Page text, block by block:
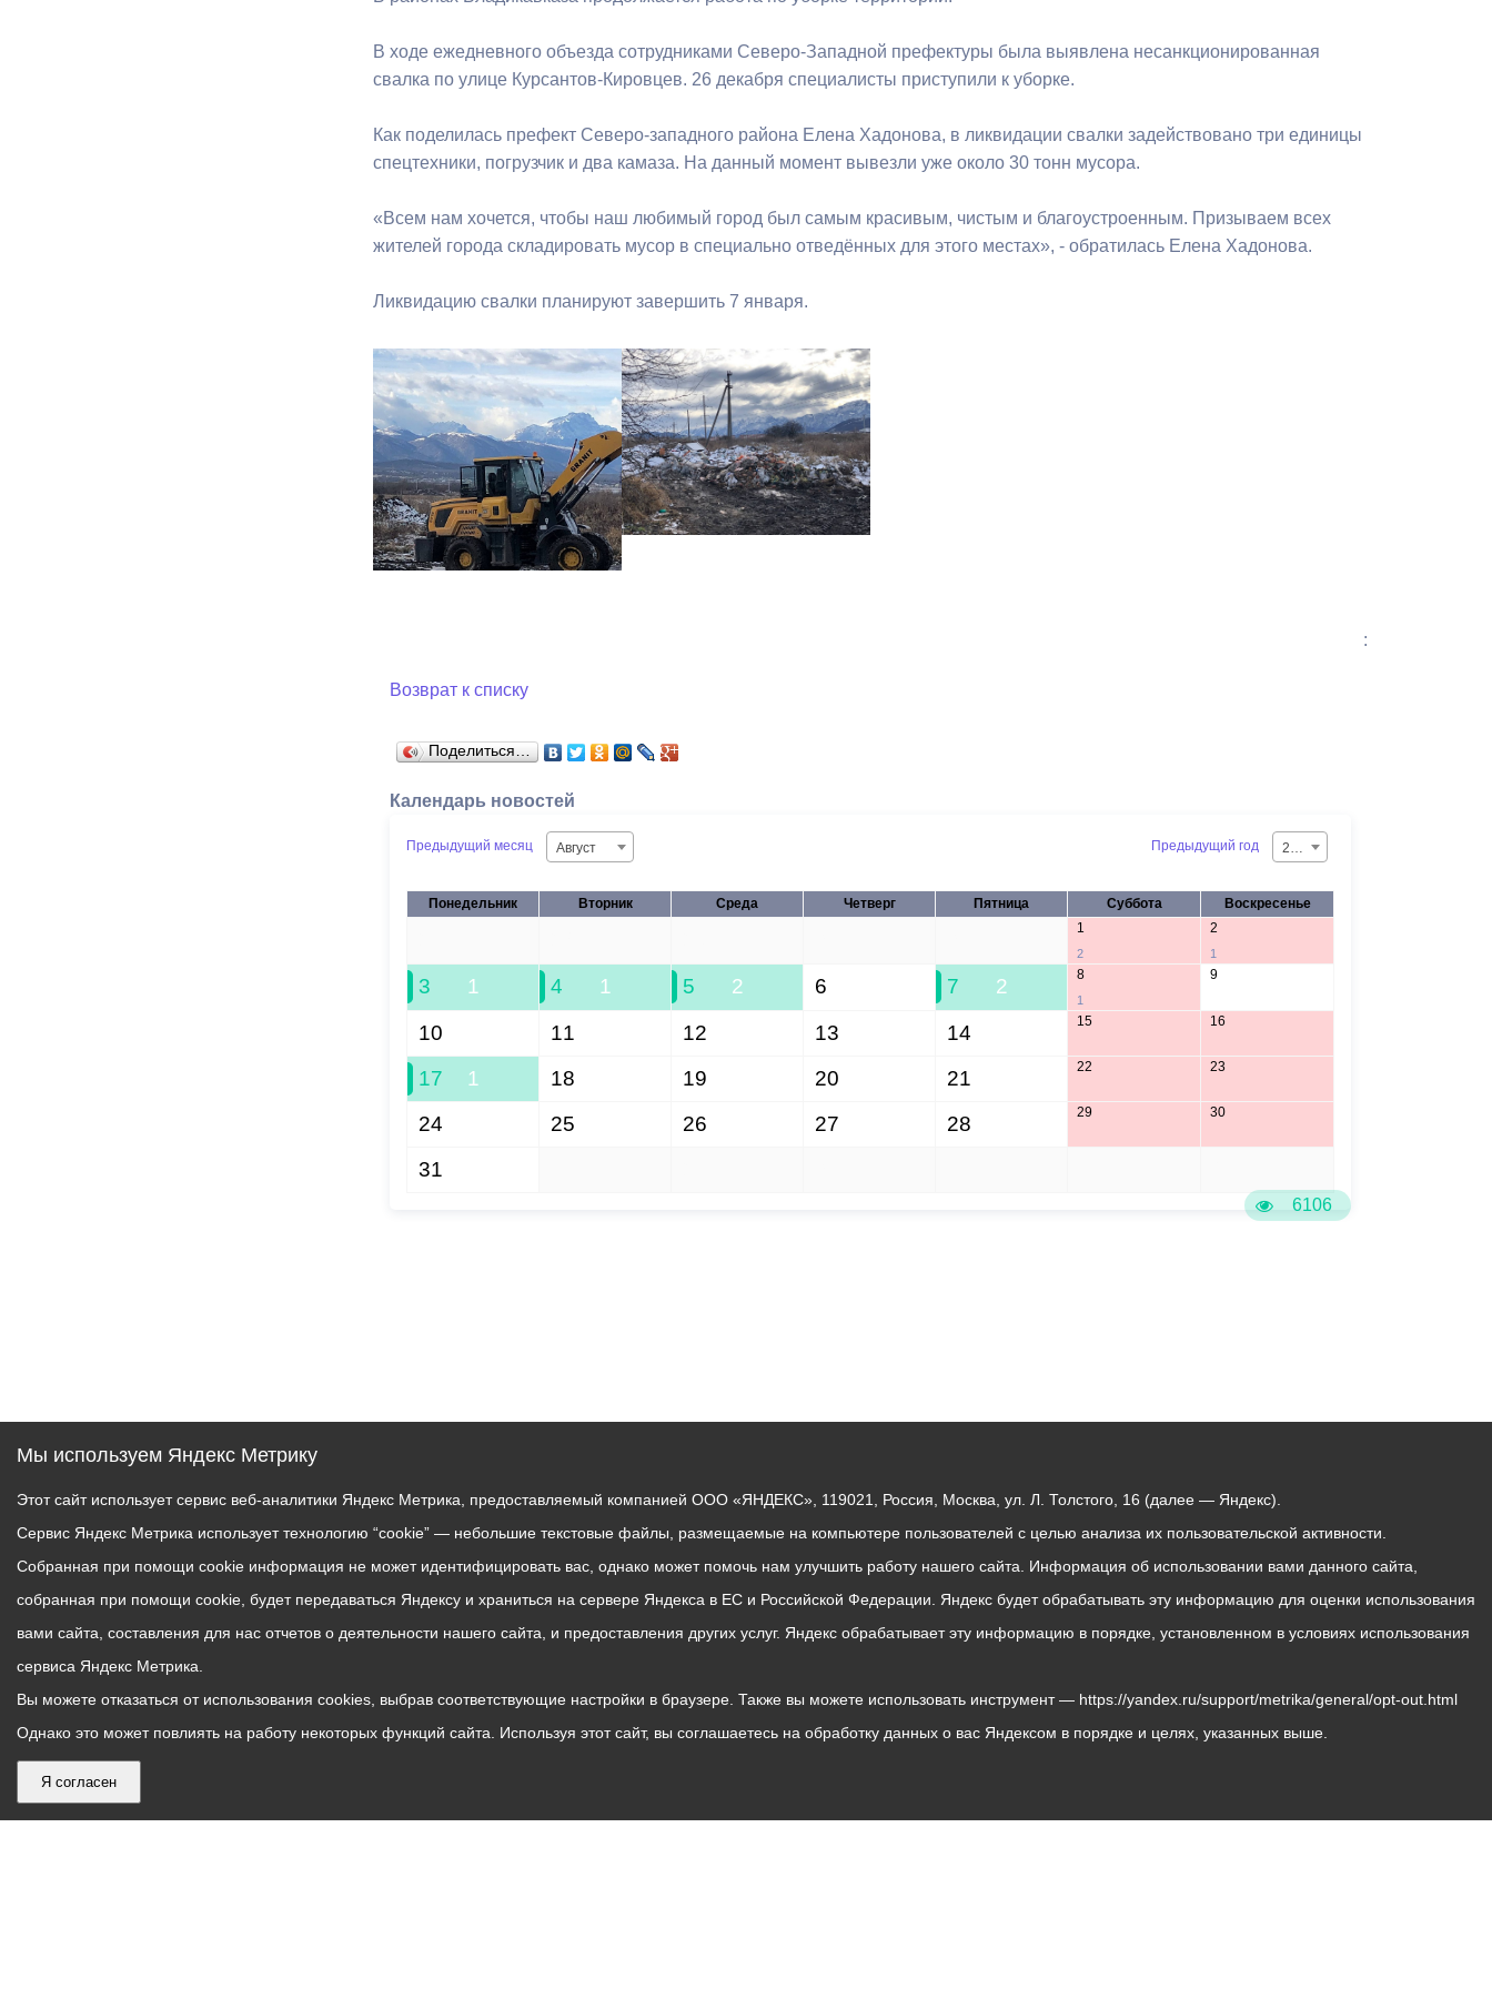
Муниципальный контроль Выборы 2026
6106
В ходе ежедневного объезда сотрудниками Северо-Западной префектуры была выявлена несанкционированная
свалка по улице Курсантов-Кировцев. 26 декабря специалисты приступили к уборке.
Как поделилась префект Северо-западного района Елена Хадонова, в ликвидации свалки задействовано три единицы
спецтехники, погрузчик и два камаза. На данный момент вывезли уже около 30 тонн мусора.
«Всем нам хочется, чтобы наш любимый город был самым красивым, чистым и благоустроенным. Призываем всех
жителей города складировать мусор в специально отведённых для этого местах», - обратилась Елена Хадонова.
Ликвидацию свалки планируют завершить 7 января.
:
Возврат к списку
Поделиться…
Календарь новостей
Предыдущий месяц Август Предыдущий год 2026
Понедельник Вторник Среда Четверг Пятница Суббота Воскресенье
1
2
2
1
3 1 4 1 5 2 6 7 2 8
1
9
10 11 12 13 14 15 16
17 1 18 19 20 21 22 23
24 25 26 27 28 29 30
31
Мы используем Яндекс Метрику
Этот сайт использует сервис веб-аналитики Яндекс Метрика, предоставляемый компанией ООО «ЯНДЕКС», 119021, Россия, Москва, ул. Л. Толстого, 16 (далее — Яндекс).
Сервис Яндекс Метрика использует технологию “cookie” — небольшие текстовые файлы, размещаемые на компьютере пользователей с целью анализа их пользовательской активности.
Собранная при помощи cookie информация не может идентифицировать вас, однако может помочь нам улучшить работу нашего сайта. Информация об использовании вами данного сайта,
собранная при помощи cookie, будет передаваться Яндексу и храниться на сервере Яндекса в ЕС и Российской Федерации. Яндекс будет обрабатывать эту информацию для оценки использования
вами сайта, составления для нас отчетов о деятельности нашего сайта, и предоставления других услуг. Яндекс обрабатывает эту информацию в порядке, установленном в условиях использования
сервиса Яндекс Метрика.
Вы можете отказаться от использования cookies, выбрав соответствующие настройки в браузере. Также вы можете использовать инструмент — https://yandex.ru/support/metrika/general/opt-out.html
Однако это может повлиять на работу некоторых функций сайта. Используя этот сайт, вы соглашаетесь на обработку данных о вас Яндексом в порядке и целях, указанных выше.
Я согласен